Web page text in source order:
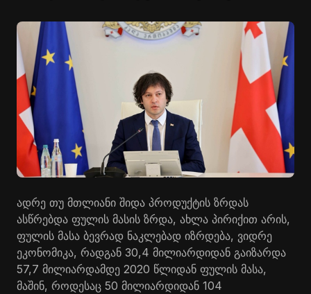
ადრე თუ მთლიანი შიდა პროდუქტის ზრდას
ასწრებდა ფულის მასის ზრდა, ახლა პირიქით არის,
ფულის მასა ბევრად ნაკლებად იზრდება, ვიდრე
ეკონომიკა, რადგან 30,4 მილიარდიდან გაიზარდა
57,7 მილიარდამდე 2020 წლიდან ფულის მასა,
მაშინ, როდესაც 50 მილიარდიდან 104